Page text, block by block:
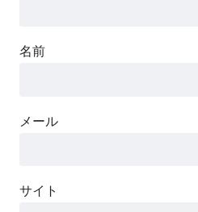
名前
メール
サイト